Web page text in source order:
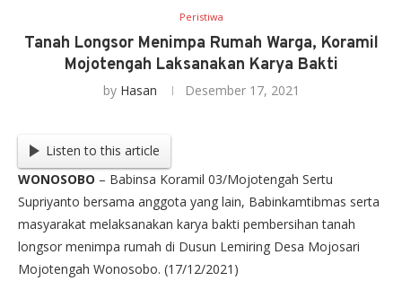
Peristiwa
Tanah Longsor Menimpa Rumah Warga, Koramil
Mojotengah Laksanakan Karya Bakti
by Hasan Desember 17, 2021
Listen to this article
WONOSOBO – Babinsa Koramil 03/Mojotengah Sertu
Supriyanto bersama anggota yang lain, Babinkamtibmas serta
masyarakat melaksanakan karya bakti pembersihan tanah
longsor menimpa rumah di Dusun Lemiring Desa Mojosari
Mojotengah Wonosobo. (17/12/2021)